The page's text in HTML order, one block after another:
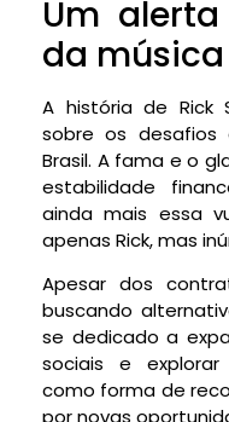
Um
da música
A história de Rick
sobre os desafios
Brasil. A fama e o
estabilidade
ainda mais essa
apenas Rick, mas
Apesar dos
buscando
se dedicado a
sociais e
como forma de
por novas